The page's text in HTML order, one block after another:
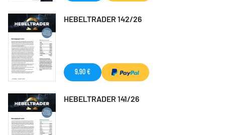
HEBELTRADER 142/26
9,90 €
HEBELTRADER 141/26